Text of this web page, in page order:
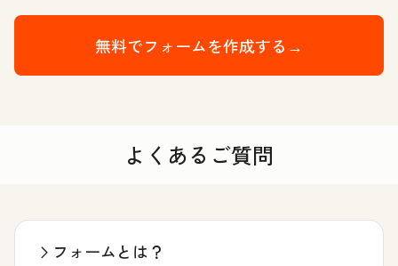
無料でフォームを作成する→
よくあるご質問
フォームとは？